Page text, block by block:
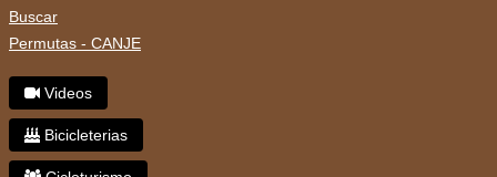
Buscar
Permutas - CANJE
Videos
Bicicleterias